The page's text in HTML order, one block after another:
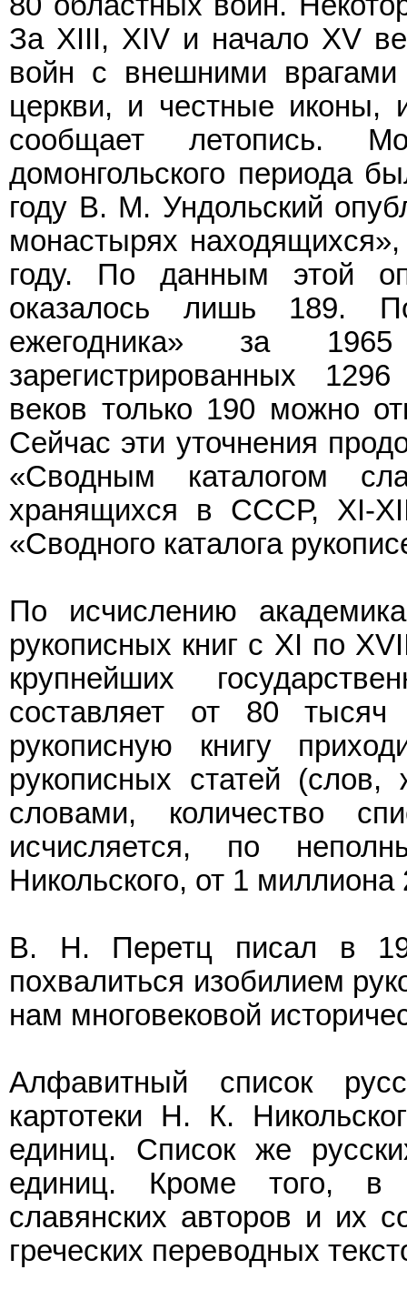
За XIII, XIV и начало XV
войн с внешними
церкви, и честные иконы,
сообщает летопись.
домонгольского периода
году В. М. Ундольский
монастырях
году. По данным этой
оказалось лишь 189.
ежегодника» за
зарегистрированных
веков только 190 можно
Сейчас эти уточнения
«Сводным каталогом
хранящихся в СССР, XI-
«Сводного каталога
По исчислению
рукописных книг с XI по
крупнейших
составляет от 80
рукописную книгу
рукописных статей
словами, количество
исчисляется, по
Никольского, от 1
В. Н. Перетц писал в
похвалиться изобилием
нам многовековой
Алфавитный список
картотеки Н. К.
единиц. Список же
единиц. Кроме того, в
славянских авторов и их
греческих переводных